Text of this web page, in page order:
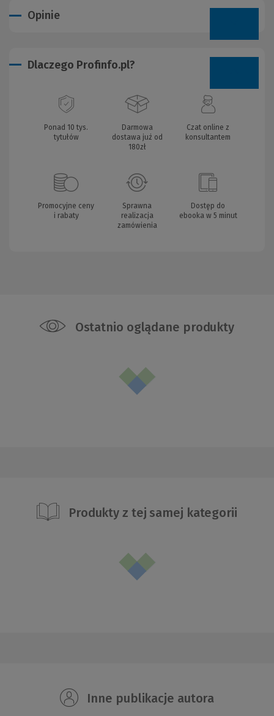
Opinie
Dlaczego Profinfo.pl?
Ponad 10 tys.
tytułów
Darmowa
dostawa już od
180zł
Czat online z
konsultantem
Promocyjne ceny
i rabaty
Sprawna
realizacja
zamówienia
Dostęp do
ebooka w 5 minut
Ostatnio oglądane produkty
Produkty z tej samej kategorii
Inne publikacje autora